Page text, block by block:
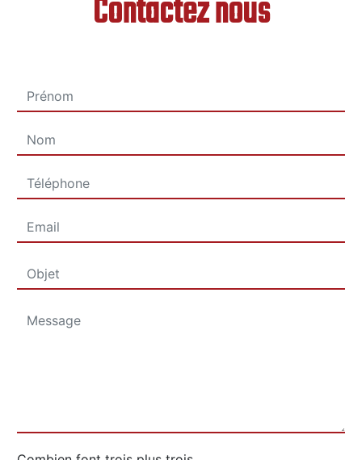
Contactez nous